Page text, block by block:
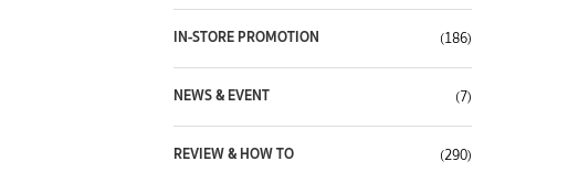
IN-STORE PROMOTION (186)
NEWS & EVENT (7)
REVIEW & HOW TO (290)